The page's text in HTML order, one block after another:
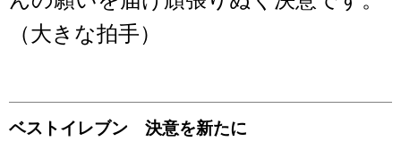
（大きな拍手）
ベストイレブン 決意を新たに